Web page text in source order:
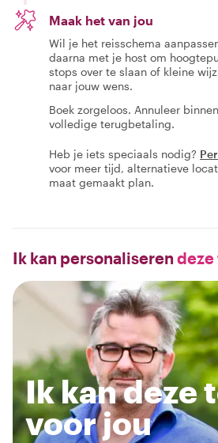
Maak het van jou
Wil je het reisschema
daarna met je host om
stops over te slaan of kleine
naar jouw wens.
Boek zorgeloos. Annuleer
volledige terugbetaling.
Heb je iets speciaals nodig?
voor meer tijd, alternatieve
maat gemaakt plan.
Ik kan personaliseren deze
Ik kan deze
voor jou